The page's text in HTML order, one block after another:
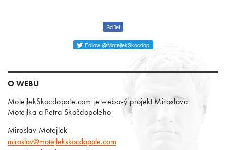
Sdílet
Follow @MotejlekSkocdop
O WEBU
MotejlekSkocdopole.com je webový projekt Miroslava
Motejlka a Petra Skočdopoleho
Miroslav Motejlek
miroslav@motejlekskocdopole.com